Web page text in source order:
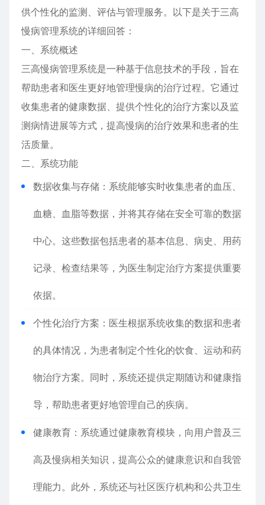
供个性化的监测、评估与管理服务。以下是关于三高
慢病管理系统的详细回答：
一、系统概述
三高慢病管理系统是一种基于信息技术的手段，旨在
帮助患者和医生更好地管理慢病的治疗过程。它通过
收集患者的健康数据、提供个性化的治疗方案以及监
测病情进展等方式，提高慢病的治疗效果和患者的生
活质量。
二、系统功能
数据收集与存储：系统能够实时收集患者的血压、
血糖、血脂等数据，并将其存储在安全可靠的数据
中心。这些数据包括患者的基本信息、病史、用药
记录、检查结果等，为医生制定治疗方案提供重要
依据。
个性化治疗方案：医生根据系统收集的数据和患者
的具体情况，为患者制定个性化的饮食、运动和药
物治疗方案。同时，系统还提供定期随访和健康指
导，帮助患者更好地管理自己的疾病。
健康教育：系统通过健康教育模块，向用户普及三
高及慢病相关知识，提高公众的健康意识和自我管
理能力。此外，系统还与社区医疗机构和公共卫生